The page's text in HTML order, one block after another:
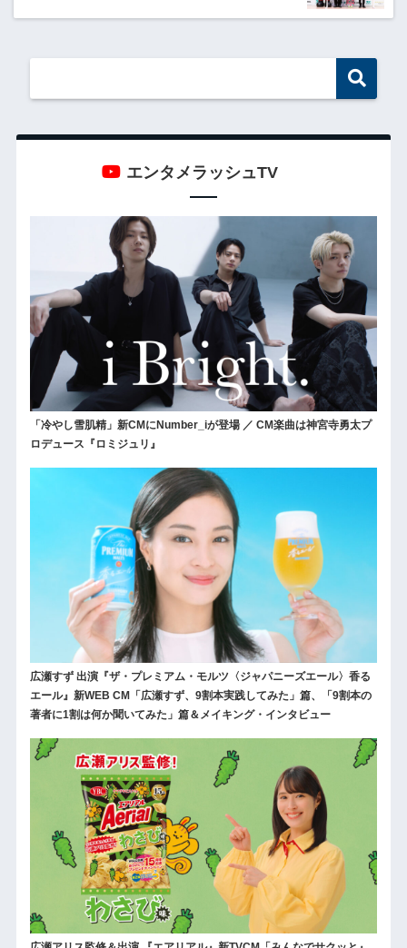
エンタメラッシュTV
「冷やし雪肌精」新CMにNumber_iが登場 ／ CM楽曲は神宮寺勇太プ
ロデュース『ロミジュリ』
広瀬すず 出演『ザ・プレミアム・モルツ〈ジャパニーズエール〉香る
エール』新WEB CM「広瀬すず、9割本実践してみた」篇、「9割本の
著者に1割は何か聞いてみた」篇＆メイキング・インタビュー